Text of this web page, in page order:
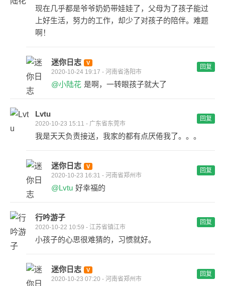
现在几乎都是爷爷奶奶带娃娃了，父母为了孩子能过
上好生活，努力的工作，却少了对孩子的陪伴。难题
啊！
迷你日志
2020-10-24 19:17 - 河南省洛阳市
回复
@小陆花 是啊，一转眼孩子就大了
Lvtu
2020-10-23 15:11 - 广东省东莞市
回复
我是天天负责接送，我家的都有点厌倦我了。。。
迷你日志
2020-10-23 16:31 - 河南省郑州市
回复
@Lvtu 好幸福的
行吟游子
2020-10-22 10:59 - 江苏省镇江市
回复
小孩子的心思很难猜的，习惯就好。
迷你日志
2020-10-23 07:20 - 河南省郑州市
回复